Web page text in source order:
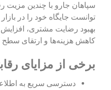
سپاهان جارو با چندین مزیت
توانست جایگاه خود را در
بهبود رضایت مشتری،
کاهش هزینه‌ها و ارتقای سطح
برخی از مزایای
دسترسی سریع به